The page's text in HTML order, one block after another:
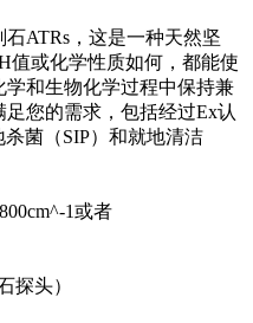
ATRs，这是一种天然坚
值或化学性质如何，都能使
和生物化学过程中保持兼
您的需求，包括经过Ex认
菌（SIP）和就地清洁
1或者
探头）